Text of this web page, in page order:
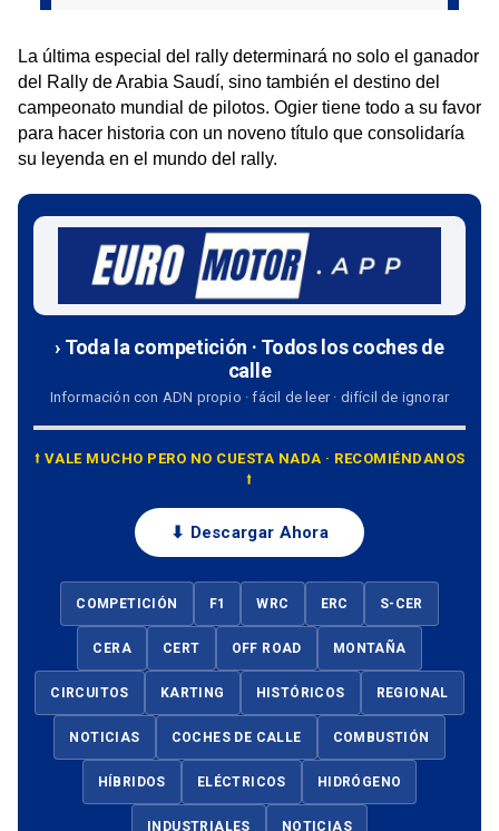
La última especial del rally determinará no solo el ganador
del Rally de Arabia Saudí, sino también el destino del
campeonato mundial de pilotos. Ogier tiene todo a su favor
para hacer historia con un noveno título que consolidaría
su leyenda en el mundo del rally.
› Toda la competición · Todos los coches de
calle
Información con ADN propio · fácil de leer · difícil de ignorar
⭡ VALE MUCHO PERO NO CUESTA NADA · RECOMIÉNDANOS
⭡
⬇ Descargar Ahora
COMPETICIÓN F1 WRC ERC S-CER
CERA CERT OFF ROAD MONTAÑA
CIRCUITOS KARTING HISTÓRICOS REGIONAL
NOTICIAS COCHES DE CALLE COMBUSTIÓN
HÍBRIDOS ELÉCTRICOS HIDRÓGENO
INDUSTRIALES NOTICIAS